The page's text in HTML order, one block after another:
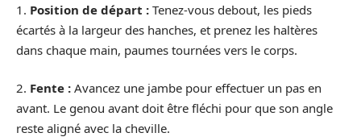
1. Position de départ : Tenez-vous debout, les pieds
écartés à la largeur des hanches, et prenez les haltères
dans chaque main, paumes tournées vers le corps.
2. Fente : Avancez une jambe pour effectuer un pas en
avant. Le genou avant doit être fléchi pour que son angle
reste aligné avec la cheville.